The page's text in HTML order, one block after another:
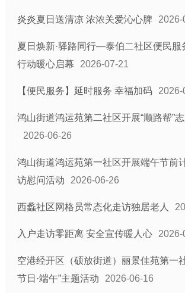
炎炎夏日送清凉 浓浓关爱沁心脾 2026-
夏日焕新·驿路同行—泰伯二社区便民服
行动暖心启幕
2026-07-21
【便民服务】延时服务 幸福加码 2026-
鸿山街道鸿运苑第二社区开展“顺路帮”
2026-06-26
鸿山街道鸿运苑第一社区开展端午节前
访慰问活动
2026-06-26
西蠡社区网格员常态化走访独居老人
入户走访零距离 安全宣传暖人心 2026-
空港经开区（硕放街道）丽景佳苑第一
节日·端午”主题活动
2026-06-16